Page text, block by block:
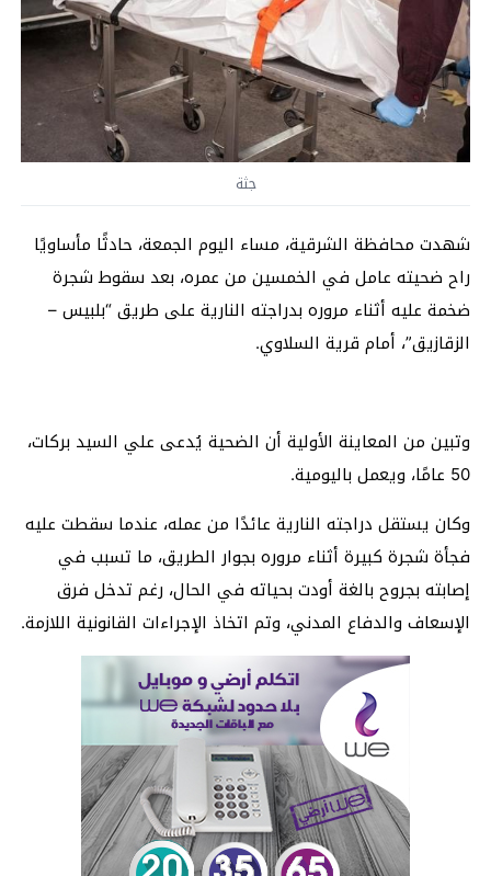
جثة
شهدت محافظة الشرقية، مساء اليوم الجمعة، حادثًا مأساويًا
راح ضحيته عامل في الخمسين من عمره، بعد سقوط شجرة
ضخمة عليه أثناء مروره بدراجته النارية على طريق “بلبيس –
الزقازيق”، أمام قرية السلاوي.
وتبين من المعاينة الأولية أن الضحية يُدعى علي السيد بركات،
50 عامًا، ويعمل باليومية.
وكان يستقل دراجته النارية عائدًا من عمله، عندما سقطت عليه
فجأة شجرة كبيرة أثناء مروره بجوار الطريق، ما تسبب في
إصابته بجروح بالغة أودت بحياته في الحال، رغم تدخل فرق
الإسعاف والدفاع المدني، وتم اتخاذ الإجراءات القانونية اللازمة.